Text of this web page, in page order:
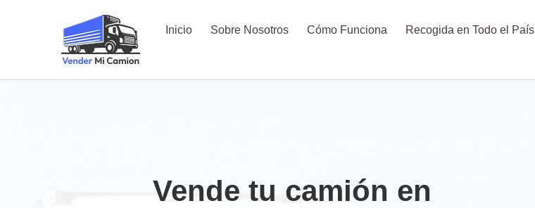
Inicio Sobre Nosotros Cómo Funciona Recogida en Todo el País
Vende tu camión en